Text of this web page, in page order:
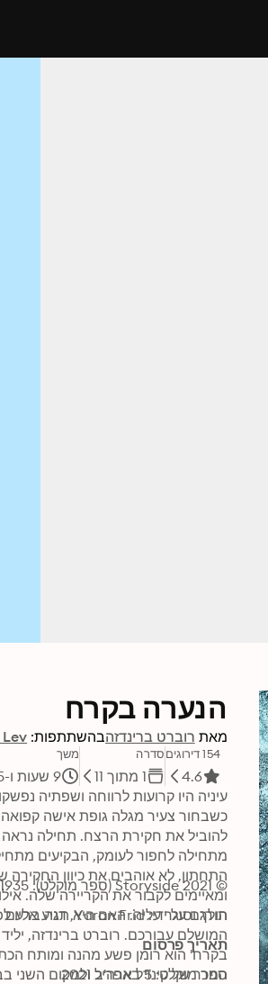
הנערה בקרח
מאת רוברט ברינדזהבהשתתפות:
154 דירוגים
4.6
סדרה
1 מתוך 11
משך
9 שעות ו-25 דקות
המכר של קינדל ארה'ב ולמקום השני בבריטניה, והיה במהלך 2016
© 2021 Storyside (ספר מוקלט): 9789180281935
תורגם על ידי: Yaron Frid, דנה ברעם
תאריך פרסום
ספר מוקלט: 5 באפריל 2021